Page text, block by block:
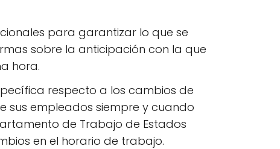
para garantizar lo que se
sobre la anticipación con la que
hora.
respecto a los cambios de
sus empleados siempre y cuando
de Trabajo de Estados
en el horario de trabajo.